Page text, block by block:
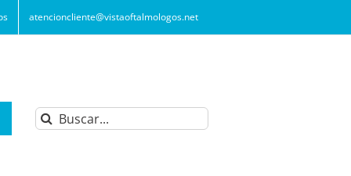
atencioncliente@vistaoftalmologos.net
Buscar: